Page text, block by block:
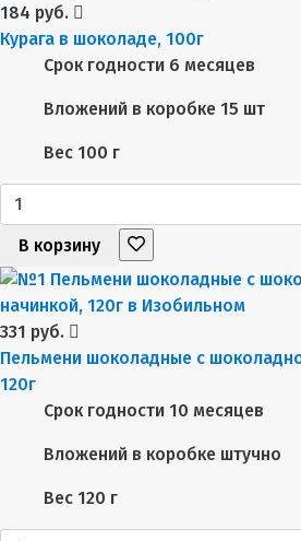
184 руб.
Курага в шоколаде, 100г
Срок годности 6 месяцев
Вложений в коробке 15 шт
Вес 100 г
В корзину
331 руб.
Пельмени шоколадные с
120г
Срок годности 10 месяцев
Вложений в коробке штучно
Вес 120 г